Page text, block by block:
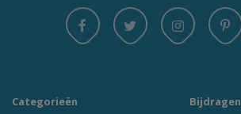
Categorieën
Bijdragen